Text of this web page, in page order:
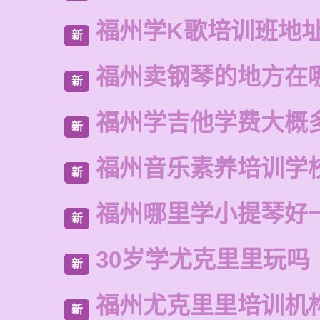
新 福州学K歌培训班地
新 福州卖钢琴的地方在
新 福州学吉他学费大概
新 福州音乐素养培训学
新 福州哪里学小提琴好
新 30岁学尤克里里玩吗
新 福州尤克里里培训机